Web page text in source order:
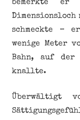
bemerkte er
schmeckte –
wenige Meter
Bahn, auf der
knallte.
Überwältigt